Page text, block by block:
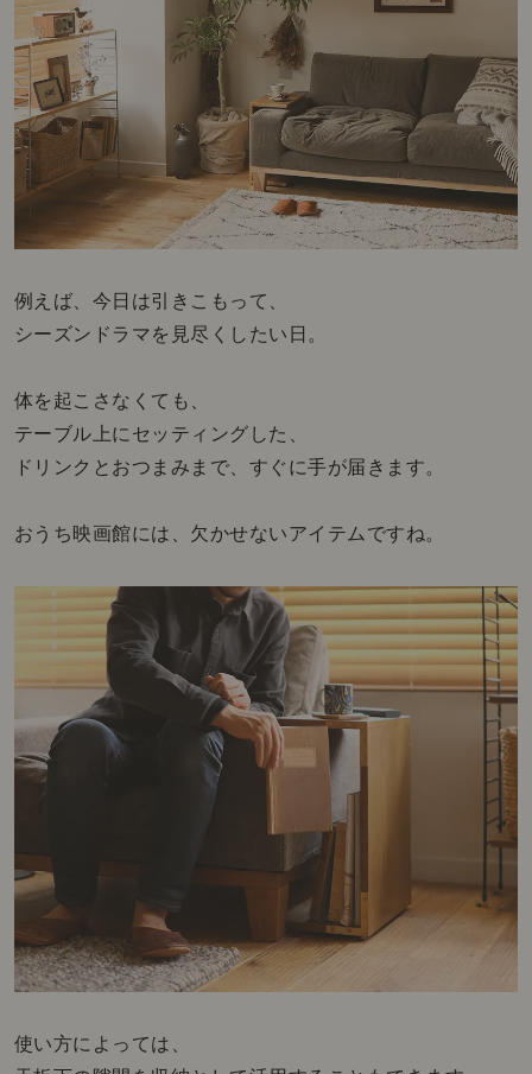
例えば、今日は引きこもって、
シーズンドラマを見尽くしたい日。
体を起こさなくても、
テーブル上にセッティングした、
ドリンクとおつまみまで、すぐに手が届きます。
おうち映画館には、欠かせないアイテムですね。
使い方によっては、